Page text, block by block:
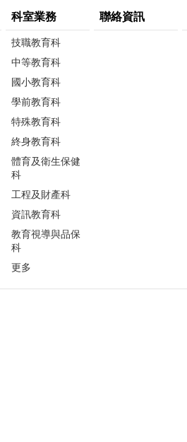
科室業務
技職教育科
中等教育科
國小教育科
學前教育科
特殊教育科
終身教育科
體育及衛生保健
科
工程及財產科
資訊教育科
教育視導與品保
科
更多
聯絡資訊